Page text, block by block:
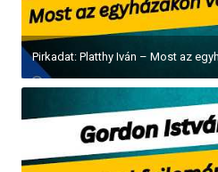
Pirkadat: Platthy Iván – Most az